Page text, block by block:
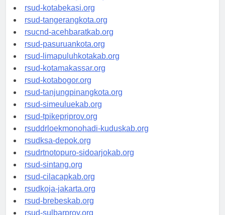
rsud-tangerangkab.org
rsud-kotabekasi.org
rsud-tangerangkota.org
rsucnd-acehbaratkab.org
rsud-pasuruankota.org
rsud-limapuluhkotakab.org
rsud-kotamakassar.org
rsud-kotabogor.org
rsud-tanjungpinangkota.org
rsud-simeuluekab.org
rsud-tpikepriprov.org
rsuddrloekmonohadi-kuduskab.org
rsudksa-depok.org
rsudrtnotopuro-sidoarjokab.org
rsud-sintang.org
rsud-cilacapkab.org
rsudkoja-jakarta.org
rsud-brebeskab.org